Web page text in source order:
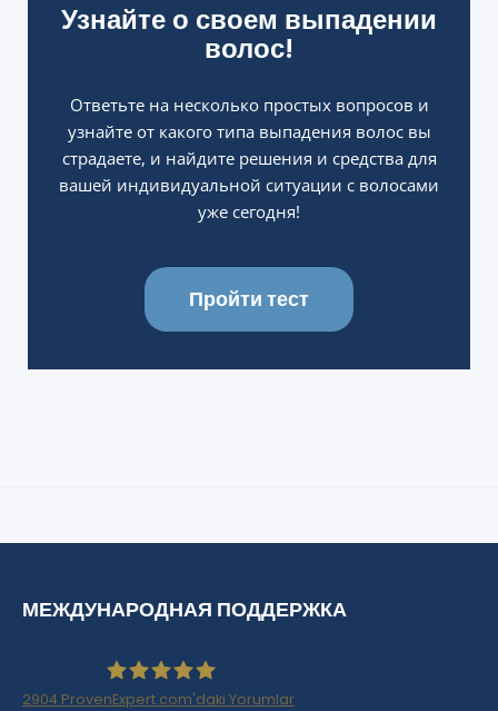
Узнайте о своем выпадении
волос!
Ответьте на несколько простых вопросов и
узнайте от какого типа выпадения волос вы
страдаете, и найдите решения и средства для
вашей индивидуальной ситуации с волосами
уже сегодня!
Пройти тест
МЕЖДУНАРОДНАЯ ПОДДЕРЖКА
2904 ProvenExpert.com'daki Yorumlar